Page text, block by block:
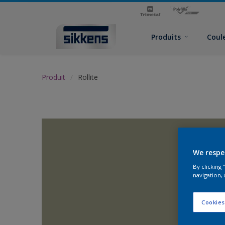
Produits
Produit Rollite
We
By clicking
navigation,